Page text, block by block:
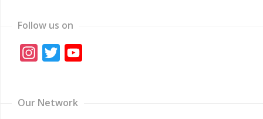
Follow us on
Instagram
Twitter
Our Network